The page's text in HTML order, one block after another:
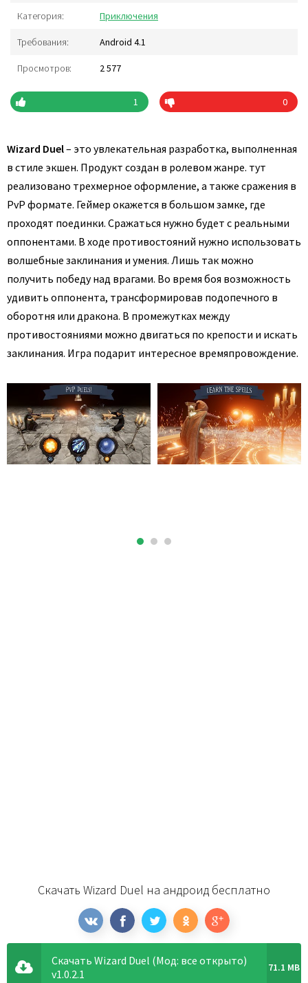
Категория: Приключения
Требования: Android 4.1
Просмотров: 2 577
1 0
Wizard Duel– это увлекательная разработка, выполненная
в стиле экшен. Продукт создан в ролевом жанре. тут
реализовано трехмерное оформление, а также сражения в
PvP формате. Геймер окажется в большом замке, где
проходят поединки. Сражаться нужно будет с реальными
оппонентами. В ходе противостояний нужно использовать
волшебные заклинания и умения. Лишь так можно
получить победу над врагами. Во время боя возможность
удивить оппонента, трансформировав подопечного в
оборотня или дракона. В промежутках между
противостояниями можно двигаться по крепости и искать
заклинания. Игра подарит интересное времяпровождение.
Скачать Wizard Duel на андроид бесплатно
Скачать Wizard Duel (Мод: все открыто)
v1.0.2.1
71.1 MB